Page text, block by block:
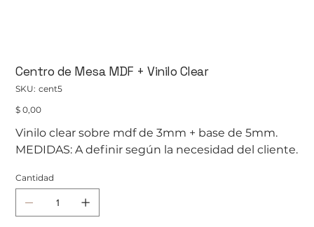
Centro de Mesa MDF + Vinilo Clear
SKU: SKU
cent5
cent5
Precio
$ 0,00
Vinilo clear sobre mdf de 3mm + base de 5mm.
MEDIDAS: A definir según la necesidad del cliente.
Cantidad